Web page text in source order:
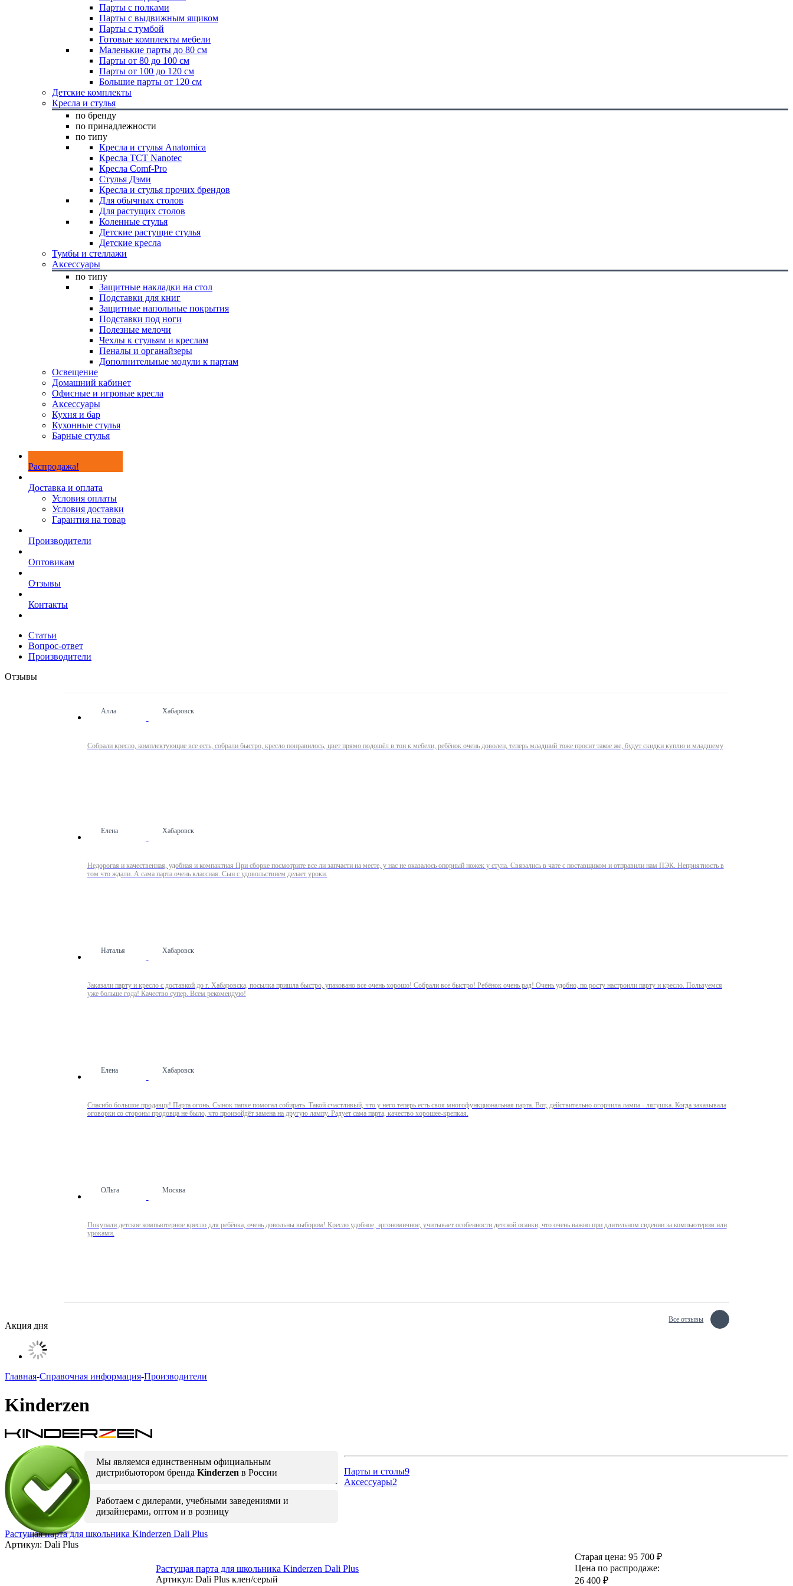
Парты с полками
Парты с выдвижным ящиком
Парты с тумбой
Готовые комплекты мебели
Маленькие парты до 80 см
Парты от 80 до 100 см
Парты от 100 до 120 см
Большие парты от 120 см
Детские комплекты
Кресла и стулья
по бренду
по принадлежности
по типу
Кресла и стулья Anatomica
Кресла TCT Nanotec
Кресла Comf-Pro
Стулья Дэми
Кресла и стулья прочих брендов
Для обычных столов
Для растущих столов
Коленные стулья
Детские растущие стулья
Детские кресла
Тумбы и стеллажи
Аксессуары
по типу
Защитные накладки на стол
Подставки для книг
Защитные напольные покрытия
Подставки под ноги
Полезные мелочи
Чехлы к стульям и креслам
Пеналы и органайзеры
Дополнительные модули к партам
Освещение
Домашний кабинет
Офисные и игровые кресла
Аксессуары
Кухня и бар
Кухонные стулья
Барные стулья
Распродажа!
Доставка и оплата
Условия оплаты
Условия доставки
Гарантия на товар
Производители
Оптовикам
Отзывы
Контакты
Статьи
Вопрос-ответ
Производители
Отзывы
Алла Хабаровск
Собрали кресло, комплектующие все есть, собрали быстро, кресло понравилось, цвет прямо подошёл в тон к мебели, ребёнок очень доволен, теперь младший тоже просит такое же, будут скидки куплю и младшему
Елена Хабаровск
Недорогая и качественная, удобная и компактная При сборке посмотрите все ли запчасти на месте, у нас не оказалось опорный ножек у стула. Связались в чате с поставщиком и отправили нам ПЭК. Неприятность в
том что ждали. А сама парта очень классная. Сын с удовольствием делает уроки.
Наталья Хабаровск
Заказали парту и кресло с доставкой до г. Хабаровска, посылка пришла быстро, упаковано все очень хорошо! Собрали все быстро! Ребёнок очень рад! Очень удобно, по росту настроили парту и кресло. Пользуемся
уже больше года! Качество супер. Всем рекомендую!
Елена Хабаровск
Спасибо большое продавцу! Парта огонь. Сынок папке помогал собирать. Такой счастливый, что у него теперь есть своя многофункциональная парта. Вот, действительно огорчила лампа - лягушка. Когда заказывала
оговорки со стороны продовца не было, что произойдёт замена на другую лампу. Радует сама парта, качество хорошее-крепкая.
ОЛьга Москва
Покупали детское компьютерное кресло для ребёнка, очень довольны выбором! Кресло удобное, эргономичное, учитывает особенности детской осанки, что очень важно при длительном сидении за компьютером или
уроками.
Все отзывы
Акция дня
Главная-Справочная информация-Производители
Kinderzen
Мы являемся единственным официальным
дистрибьютором бренда Kinderzen в России
Работаем с дилерами, учебными заведениями и
дизайнерами, оптом и в розницу
Парты и столы9
Аксессуары2
Растущая парта для школьника Kinderzen Dali Plus
Артикул: Dali Plus
Растущая парта для школьника Kinderzen Dali Plus
Артикул: Dali Plus клен/серый
Старая цена: 95 700 ₽
Цена по распродаже:
26 400 ₽